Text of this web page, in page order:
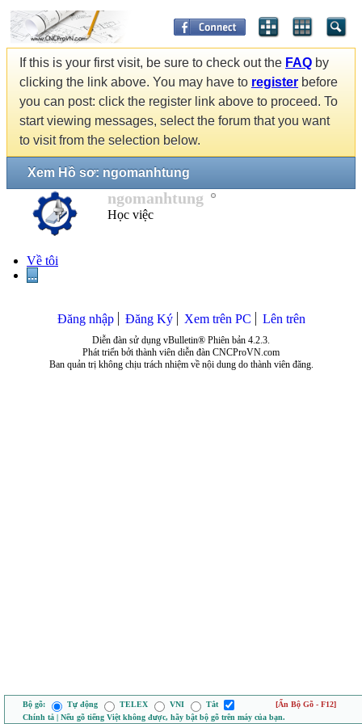
If this is your first visit, be sure to check out the FAQ by
clicking the link above. You may have to register before
you can post: click the register link above to proceed. To
start viewing messages, select the forum that you want
to visit from the selection below.
Xem Hồ sơ: ngomanhtung
ngomanhtung
Học việc
Về tôi
...
Đăng nhập Đăng Ký Xem trên PC Lên trên
Diễn đàn sử dụng vBulletin® Phiên bản 4.2.3.
Phát triển bởi thành viên diễn đàn CNCProVN.com
Ban quản trị không chịu trách nhiệm về nội dung do thành viên đăng.
Bộ gõ: Tự động TELEX VNI Tắt
[Ẩn Bộ Gõ - F12]
Chính tả | Nếu gõ tiếng Việt không được, hãy bật bộ gõ trên máy của bạn.